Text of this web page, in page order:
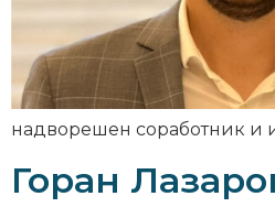
надворешен соработник и
Горан